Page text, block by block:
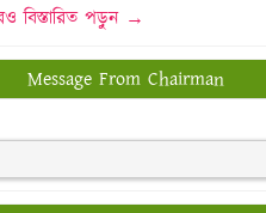
বিস্তারিত পড়ুন →
Message From Chairman